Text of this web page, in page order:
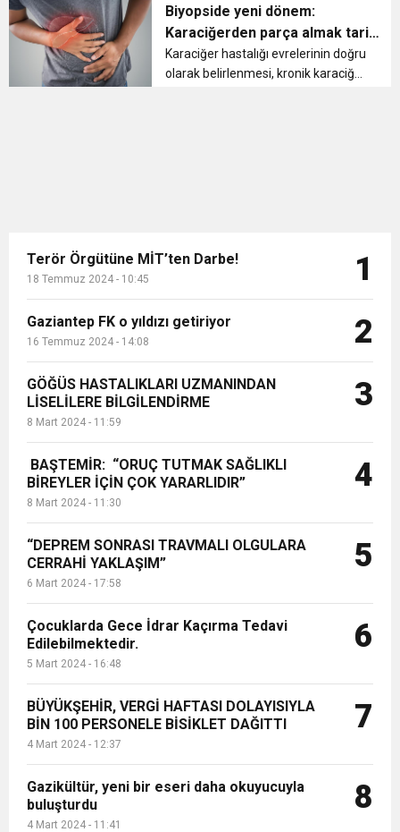
Karaismailoğlu da katılacak. 5G
teknolojisi, ilk aşamada test amaçlı
faaliyete ge...
Biyopside yeni dönem:
Karaciğerden parça almak tarih
mi oluyor?
Karaciğer hastalığı evrelerinin doğru
olarak belirlenmesi, kronik karaciğer
Terör Örgütüne MİT’ten Darbe!
18 Temmuz 2024 - 10:45 1
Gaziantep FK o yıldızı getiriyor
16 Temmuz 2024 - 14:08 2
GÖĞÜS HASTALIKLARI UZMANINDAN
LİSELİLERE BİLGİLENDİRME
8 Mart 2024 - 11:59
3
BAŞTEMİR: “ORUÇ TUTMAK SAĞLIKLI
BİREYLER İÇİN ÇOK YARARLIDIR”
8 Mart 2024 - 11:30
4
“DEPREM SONRASI TRAVMALI OLGULARA
CERRAHİ YAKLAŞIM”
6 Mart 2024 - 17:58
5
Çocuklarda Gece İdrar Kaçırma Tedavi
Edilebilmektedir.
5 Mart 2024 - 16:48
6
BÜYÜKŞEHİR, VERGİ HAFTASI DOLAYISIYLA
BİN 100 PERSONELE BİSİKLET DAĞITTI
4 Mart 2024 - 12:37
7
Gazikültür, yeni bir eseri daha okuyucuyla
buluşturdu
4 Mart 2024 - 11:41
8